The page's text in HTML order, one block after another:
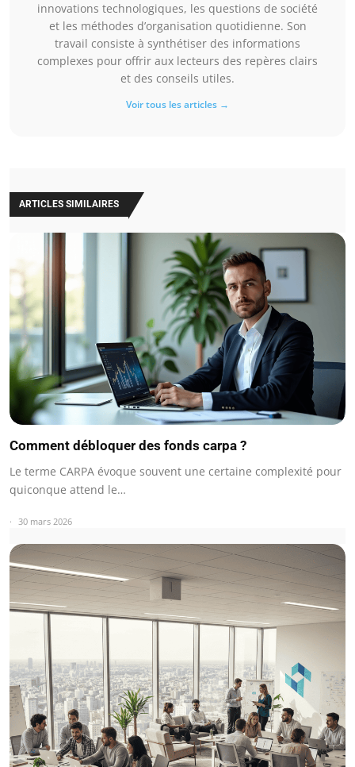
innovations technologiques, les questions de société
et les méthodes d’organisation quotidienne. Son
travail consiste à synthétiser des informations
complexes pour offrir aux lecteurs des repères clairs
et des conseils utiles.
Voir tous les articles →
ARTICLES SIMILAIRES
Comment débloquer des fonds carpa ?
Le terme CARPA évoque souvent une certaine complexité pour
quiconque attend le…
30 mars 2026